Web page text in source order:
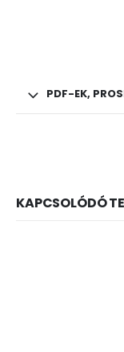
PDF-EK,
KAPCSOLÓDÓ